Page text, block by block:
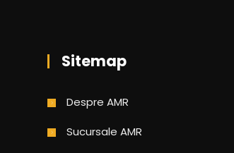
Sitemap
Despre AMR
Sucursale AMR